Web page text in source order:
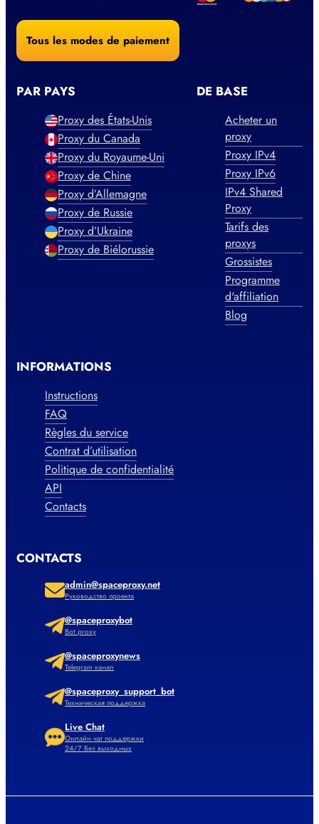
Tous les modes de paiement
PAR PAYS
Proxy des États-Unis
Proxy du Canada
Proxy du Royaume-Uni
Proxy de Chine
Proxy d’Allemagne
Proxy de Russie
Proxy d’Ukraine
Proxy de Biélorussie
DE BASE
Acheter un
proxy
Proxy IPv4
Proxy IPv6
IPv4 Shared
Proxy
Tarifs des
proxys
Grossistes
Programme
d'affiliation
Blog
INFORMATIONS
Instructions
FAQ
Règles du service
Contrat d’utilisation
Politique de confidentialité
API
Contacts
CONTACTS
admin@spaceproxy.net
Руководство проекта
@spaceproxybot
Bot proxy
@spaceproxynews
Telegram канал
@spaceproxy_support_bot
Техническая поддержка
Live Chat
Онлайн чат поддержки
24/7 Без выходных